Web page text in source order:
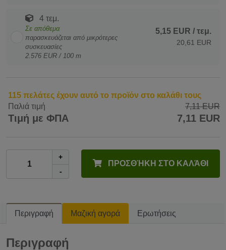
4 τεμ.
Σε απόθεμα
παρασκευάζεται από μικρότερες
συσκευασίες
2.576 EUR / 100 m
5,15 EUR / τεμ.
20,61 EUR
115 πελάτες έχουν αυτό το προϊόν στο καλάθι τους
Παλιά τιμή
7,11 EUR
Τιμή με ΦΠΑ 7,11 EUR
+
-
ΠΡΟΣΘΉΚΗ ΣΤΟ ΚΑΛΆΘΙ
Περιγραφή Μαζική αγορά Ερωτήσεις
Περιγραφή